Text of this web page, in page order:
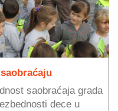
saobraćaja grada
dece u